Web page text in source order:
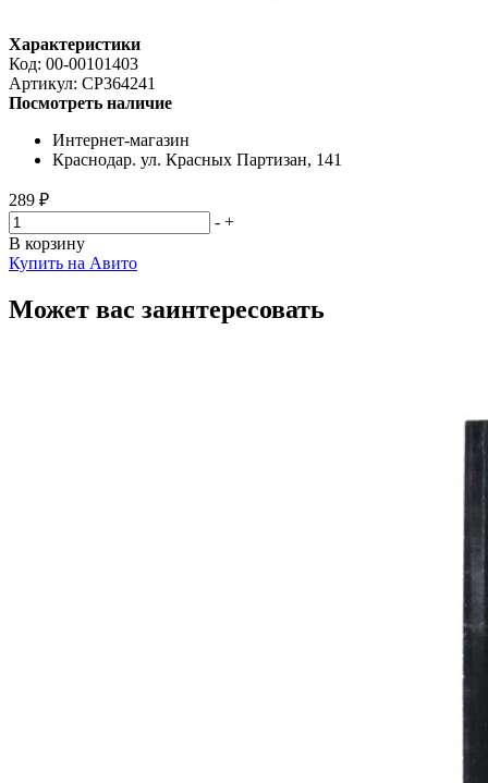
Характеристики
Код: 00-00101403
Артикул: CP364241
Посмотреть наличие
Интернет-магазин
Краснодар. ул. Красных Партизан, 141
289 ₽
- +
В корзину
Купить на Авито
Может вас заинтересовать